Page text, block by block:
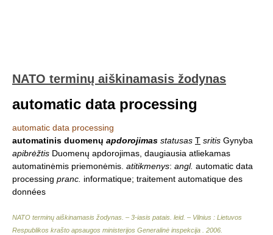
NATO terminų aiškinamasis žodynas
automatic data processing
automatic data processing
automatinis duomenų apdorojimas statusas T sritis Gynyba
apibrėžtis Duomenų apdorojimas, daugiausia atliekamas
automatinėmis priemonėmis. atitikmenys: angl. automatic data
processing pranc. informatique; traitement automatique des
données
NATO terminų aiškinamasis žodynas. – 3-iasis patais. leid. – Vilnius : Lietuvos
Respublikos krašto apsaugos ministerijos Generalinė inspekcija
2006